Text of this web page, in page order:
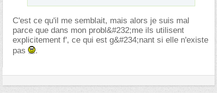
C'est ce qu'il me semblait, mais alors je suis mal
parce que dans mon probl&#232;me ils utilisent
explicitement f', ce qui est g&#234;nant si elle n'existe
pas
.